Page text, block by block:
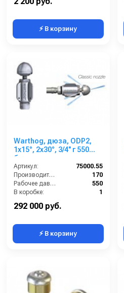
⚡ В корзину
Warthog, дюза, ODP2,
1x15°, 2x30°, 3/4'' г 550
бар
Артикул:
75000.55
Производительность (л/мин):
170
Рабочее давление (бар):
550
В коробке:
1
292 000 руб.
⚡ В корзину